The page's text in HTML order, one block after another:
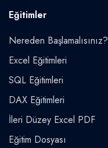
Eğitimler
Nereden Başlamalısınız?
Excel Eğitimleri
SQL Eğitimleri
DAX Eğitimleri
İleri Düzey Excel PDF
Eğitim Dosyası